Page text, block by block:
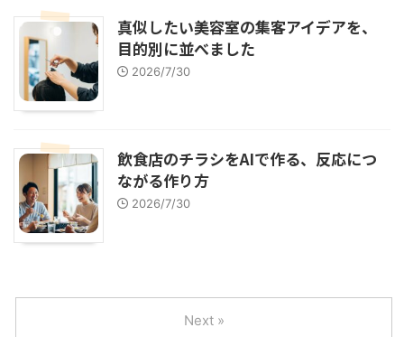
真似したい美容室の集客アイデアを、
目的別に並べました
2026/7/30
飲食店のチラシをAIで作る、反応につ
ながる作り方
2026/7/30
Next »